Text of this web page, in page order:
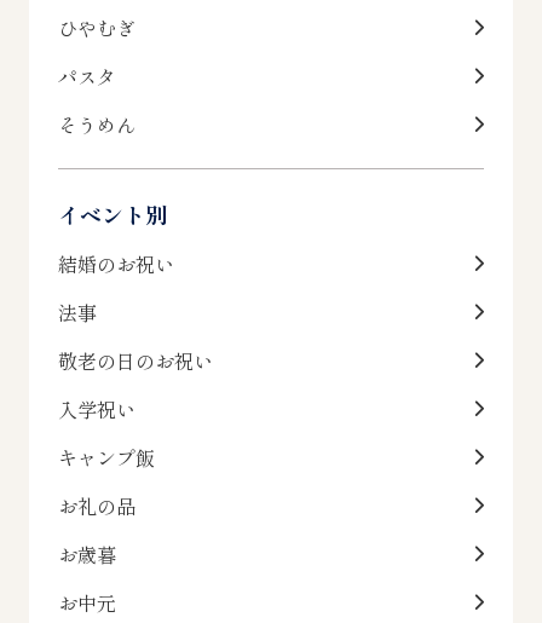
ひやむぎ
パスタ
そうめん
イベント別
結婚のお祝い
法事
敬老の日のお祝い
入学祝い
キャンプ飯
お礼の品
お歳暮
お中元